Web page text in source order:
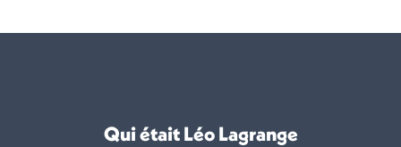
Qui était Léo Lagrange